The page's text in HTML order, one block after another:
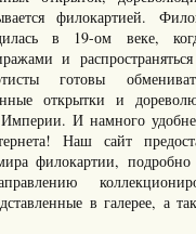
филокартией.
в 19-ом веке,
и
готовы
открытки и
И намного
Наш сайт
филокартии, подробно
в галерее, а